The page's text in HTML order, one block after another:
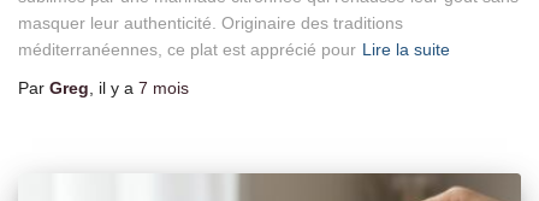
masquer leur authenticité. Originaire des traditions
méditerranéennes, ce plat est apprécié pour Lire la suite
Par Greg , il y a 7 mois